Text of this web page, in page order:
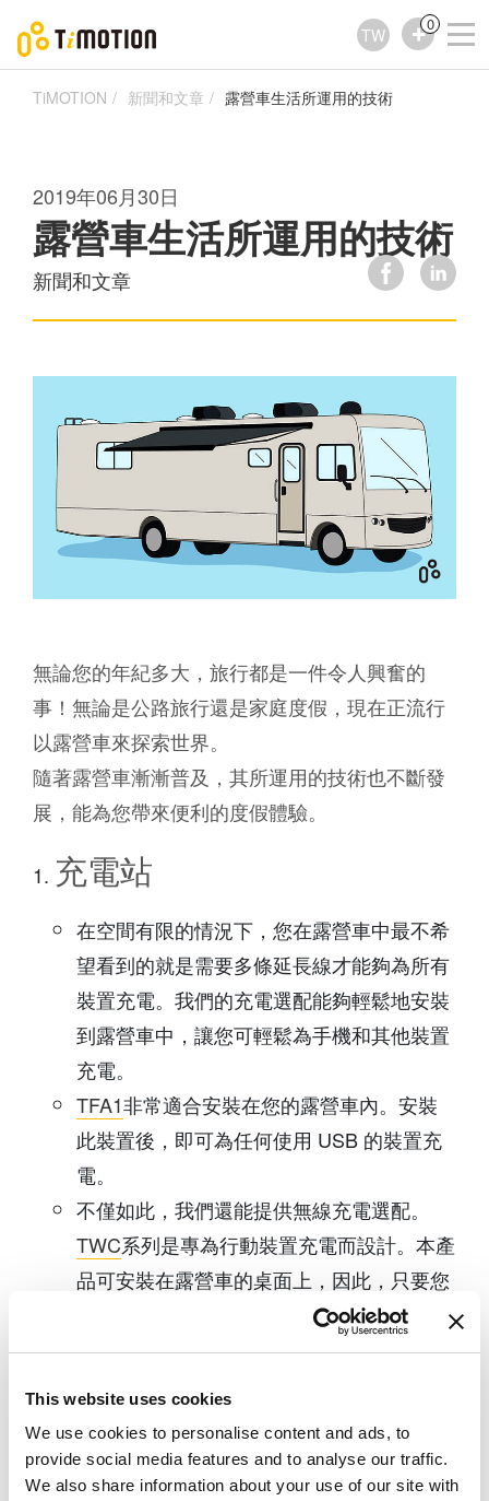
This website uses cookies
We use cookies to personalise content and ads, to
provide social media features and to analyse our traffic.
We also share information about your use of our site with
TW
0
TiMOTION 新聞和文章 露營車生活所運用的技術
2019年06月30日
露營車生活所運用的技術
新聞和文章
無論您的年紀多大，旅行都是一件令人興奮的
事！無論是公路旅行還是家庭度假，現在正流行
以露營車來探索世界。
隨著露營車漸漸普及，其所運用的技術也不斷發
展，能為您帶來便利的度假體驗。
充電站
在空間有限的情況下，您在露營車中最不希
望看到的就是需要多條延長線才能夠為所有
裝置充電。我們的充電選配能夠輕鬆地安裝
到露營車中，讓您可輕鬆為手機和其他裝置
充電。
TFA1非常適合安裝在您的露營車內。安裝
此裝置後，即可為任何使用 USB 的裝置充
電。
不僅如此，我們還能提供無線充電選配。
TWC系列是專為行動裝置充電而設計。本產
品可安裝在露營車的桌面上，因此，只要您
擁有相容的 TiMOTION(第一傳動)控制盒
就能輕鬆充電，無須看到任何電線。
可伸縮遮陽篷
可伸縮遮陽篷適合用於車外，且能提供良好
保護。無論是下雨天還是炎熱的晴天，可伸